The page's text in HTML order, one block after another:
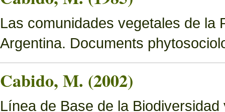
Las comunidades vegetales de la
Argentina. Documents
Cabido, M. (2002)
Línea de Base de la